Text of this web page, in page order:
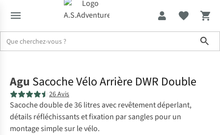
Agu Sacoche Vélo Arrière DWR Double
26 Avis
Sacoche double de 36 litres avec revêtement déperlant,
détails réfléchissants et fixation par sangles pour un
montage simple sur le vélo.